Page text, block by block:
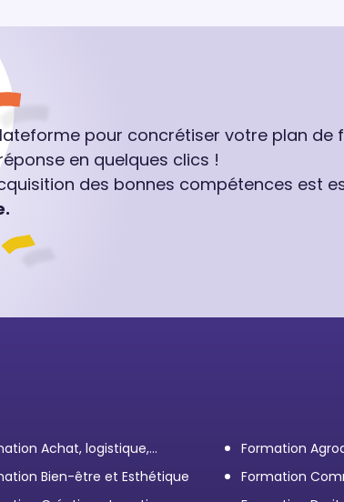
pour concrétiser votre plan
en quelques clics !
des bonnes compétences est
Achat, logistique,
Formation
Bien-être et Esthétique
Formation
client